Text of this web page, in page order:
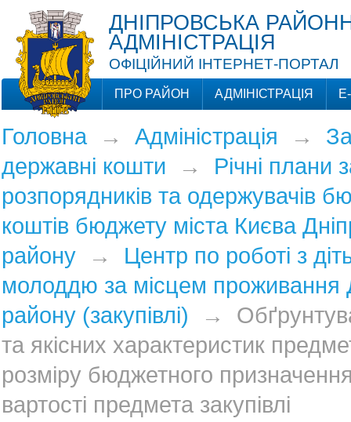
ДНІПРОВСЬКА
АДМІНІСТРАЦІЯ
ОФІЦІЙНИЙ ІНТЕРНЕТ-ПОРТАЛ
ПРО РАЙОН АДМІНІСТРАЦІЯ
Головна→ Адміністрація →
державні кошти → Річні плани
розпорядників та одержувачів
коштів бюджету міста Києва
району→ Центр по роботі з
молоддю за місцем проживання
району (закупівлі) →
та якісних характеристик
розміру бюджетного
вартості предмета закупівлі